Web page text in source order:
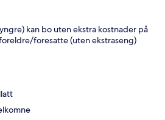
yngre) kan bo uten ekstra kostnader på
foresatte (uten ekstraseng)